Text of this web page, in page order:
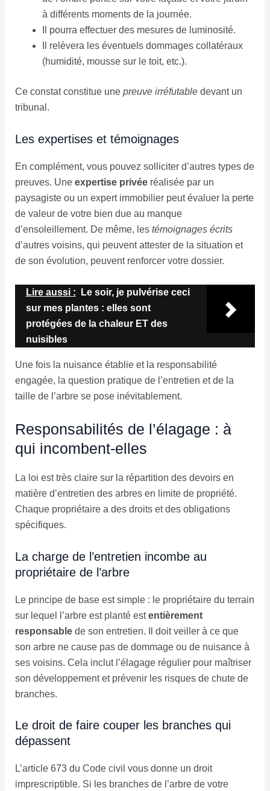
à différents moments de la journée.
Il pourra effectuer des mesures de luminosité.
Il relèvera les éventuels dommages collatéraux
(humidité, mousse sur le toit, etc.).
Ce constat constitue une preuve irréfutabledevant un
tribunal.
Les expertises et témoignages
En complément, vous pouvez solliciter d’autres types de
preuves. Une expertise privéeréalisée par un
paysagiste ou un expert immobilier peut évaluer la perte
de valeur de votre bien due au manque
d’ensoleillement. De même, les témoignages écrits
d’autres voisins, qui peuvent attester de la situation et
de son évolution, peuvent renforcer votre dossier.
Lire aussi :
Le soir, je pulvérise ceci
sur mes plantes : elles sont
protégées de la chaleur ET des
nuisibles
Une fois la nuisance établie et la responsabilité
engagée, la question pratique de l’entretien et de la
taille de l’arbre se pose inévitablement.
Responsabilités de l’élagage : à
qui incombent-elles
La loi est très claire sur la répartition des devoirs en
matière d’entretien des arbres en limite de propriété.
Chaque propriétaire a des droits et des obligations
spécifiques.
La charge de l’entretien incombe au
propriétaire de l’arbre
Le principe de base est simple : le propriétaire du terrain
sur lequel l’arbre est planté estentièrement
responsablede son entretien. Il doit veiller à ce que
son arbre ne cause pas de dommage ou de nuisance à
ses voisins. Cela inclut l’élagage régulier pour maîtriser
son développement et prévenir les risques de chute de
branches.
Le droit de faire couper les branches qui
dépassent
L’article 673 du Code civil vous donne un droit
imprescriptible. Si les branches de l’arbre de votre